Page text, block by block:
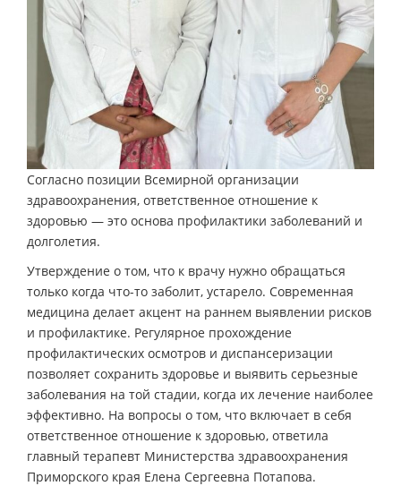
Согласно позиции Всемирной организации
здравоохранения, ответственное отношение к
здоровью — это основа профилактики заболеваний и
долголетия.
Утверждение о том, что к врачу нужно обращаться
только когда что-то заболит, устарело. Современная
медицина делает акцент на раннем выявлении рисков
и профилактике. Регулярное прохождение
профилактических осмотров и диспансеризации
позволяет сохранить здоровье и выявить серьезные
заболевания на той стадии, когда их лечение наиболее
эффективно. На вопросы о том, что включает в себя
ответственное отношение к здоровью, ответила
главный терапевт Министерства здравоохранения
Приморского края Елена Сергеевна Потапова.